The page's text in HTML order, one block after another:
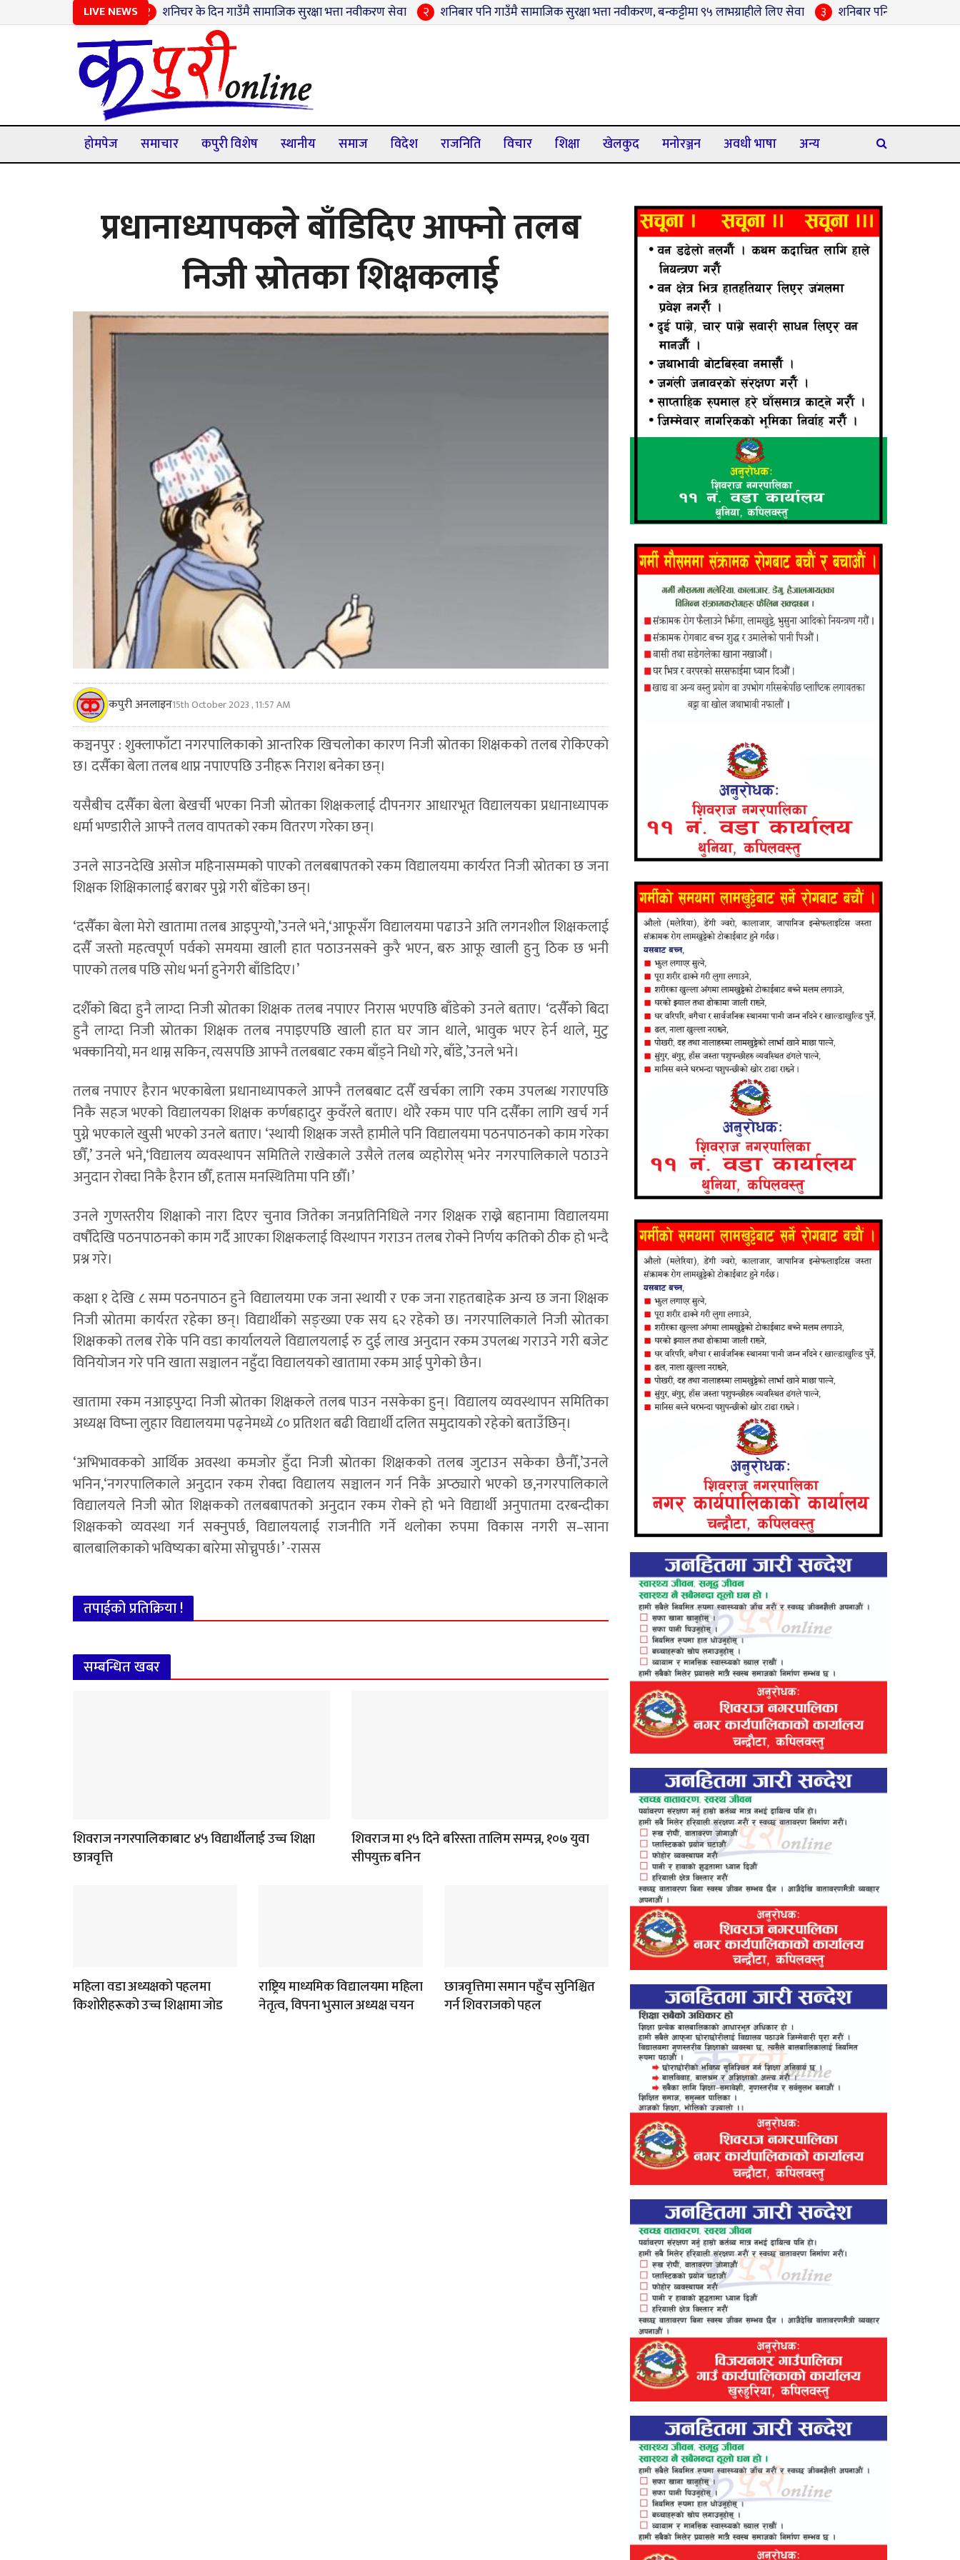
LIVE NEWS
१ शनिचर के दिन गाउँमै सामाजिक सुरक्षा भत्ता नवीकरण सेवा २ शनिबार पनि गाउँमै सामाजिक सुरक्षा भत्ता नवीकरण, बन्कट्टीमा ९५ लाभग्राहीले लिए सेवा ३ शनिबार पनि गाउँमै सामाजिक सुरक्षा
होमपेज समाचार कपुरी विशेष स्थानीय समाज विदेश राजनिति विचार शिक्षा खेलकुद मनोरञ्जन अवधी भाषा अन्य
प्रधानाध्यापकले बाँडिदिए आफ्नो तलब
निजी स्रोतका शिक्षकलाई
कपुरी अनलाइन15th October 2023 , 11:57 AM
कञ्चनपुर : शुक्लाफाँटा नगरपालिकाको आन्तरिक खिचलोका कारण निजी स्रोतका शिक्षकको तलब रोकिएको
छ। दसैँका बेला तलब थाप्न नपाएपछि उनीहरू निराश बनेका छन्।
यसैबीच दसैँका बेला बेखर्ची भएका निजी स्रोतका शिक्षकलाई दीपनगर आधारभूत विद्यालयका प्रधानाध्यापक
धर्मा भण्डारीले आफ्नै तलव वापतको रकम वितरण गरेका छन्।
उनले साउनदेखि असोज महिनासम्मको पाएको तलबबापतको रकम विद्यालयमा कार्यरत निजी स्रोतका छ जना
शिक्षक शिक्षिकालाई बराबर पुग्ने गरी बाँडेका छन्।
‘दसैँका बेला मेरो खातामा तलब आइपुग्यो,’उनले भने,‘आफूसँग विद्यालयमा पढाउने अति लगनशील शिक्षकलाई
दसैँ जस्तो महत्वपूर्ण पर्वको समयमा खाली हात पठाउनसक्ने कुरै भएन, बरु आफू खाली हुनु ठिक छ भनी
पाएको तलब पछि सोध भर्ना हुनेगरी बाँडिदिए।’
दशैँको बिदा हुनै लाग्दा निजी स्रोतका शिक्षक तलब नपाएर निरास भएपछि बाँडेको उनले बताए। ‘दसैँको बिदा
हुनै लाग्दा निजी स्रोतका शिक्षक तलब नपाइएपछि खाली हात घर जान थाले, भावुक भएर हेर्न थाले, मुटु
भक्कानियो, मन थाम्न सकिन, त्यसपछि आफ्नै तलबबाट रकम बाँड्ने निधो गरे, बाँडे,’उनले भने।
तलब नपाएर हैरान भएकाबेला प्रधानाध्यापकले आफ्नै तलबबाट दसैँ खर्चका लागि रकम उपलब्ध गराएपछि
निकै सहज भएको विद्यालयका शिक्षक कर्णबहादुर कुवँरले बताए। थोरै रकम पाए पनि दसैँका लागि खर्च गर्न
पुग्ने भएकाले खुसी भएको उनले बताए। ‘स्थायी शिक्षक जस्तै हामीले पनि विद्यालयमा पठनपाठनको काम गरेका
छौँ,’ उनले भने,‘विद्यालय व्यवस्थापन समितिले राखेकाले उसैले तलब व्यहोरोस् भनेर नगरपालिकाले पठाउने
अनुदान रोक्दा निकै हैरान छौँ, हतास मनस्थितिमा पनि छौँ।’
उनले गुणस्तरीय शिक्षाको नारा दिएर चुनाव जितेका जनप्रतिनिधिले नगर शिक्षक राख्ने बहानामा विद्यालयमा
वर्षौंदेखि पठनपाठनको काम गर्दै आएका शिक्षकलाई विस्थापन गराउन तलब रोक्ने निर्णय कतिको ठीक हो भन्दै
प्रश्न गरे।
कक्षा १ देखि ८ सम्म पठनपाठन हुने विद्यालयमा एक जना स्थायी र एक जना राहतबाहेक अन्य छ जना शिक्षक
निजी स्रोतमा कार्यरत रहेका छन्। विद्यार्थीको सङ्ख्या एक सय ६२ रहेको छ। नगरपालिकाले निजी स्रोतका
शिक्षकको तलब रोके पनि वडा कार्यालयले विद्यालयलाई रु दुई लाख अनुदान रकम उपलब्ध गराउने गरी बजेट
विनियोजन गरे पनि खाता सञ्चालन नहुँदा विद्यालयको खातामा रकम आई पुगेको छैन।
खातामा रकम नआइपुग्दा निजी स्रोतका शिक्षकले तलब पाउन नसकेका हुन्। विद्यालय व्यवस्थापन समितिका
अध्यक्ष विष्ना लुहार विद्यालयमा पढ्नेमध्ये ८० प्रतिशत बढी विद्यार्थी दलित समुदायको रहेको बताउँछिन्।
‘अभिभावकको आर्थिक अवस्था कमजोर हुँदा निजी स्रोतका शिक्षकको तलब जुटाउन सकेका छैनौँ,’उनले
भनिन,‘नगरपालिकाले अनुदान रकम रोक्दा विद्यालय सञ्चालन गर्न निकै अप्ठ्यारो भएको छ,नगरपालिकाले
विद्यालयले निजी स्रोत शिक्षकको तलबबापतको अनुदान रकम रोक्ने हो भने विद्यार्थी अनुपातमा दरबन्दीका
शिक्षकको व्यवस्था गर्न सक्नुपर्छ, विद्यालयलाई राजनीति गर्ने थलोका रुपमा विकास नगरी स–साना
बालबालिकाको भविष्यका बारेमा सोच्नुपर्छ।’ -रासस
तपाईको प्रतिक्रिया !
सम्बन्धित खबर
शिवराज नगरपालिकाबाट ४५ विद्यार्थीलाई उच्च शिक्षा
छात्रवृत्ति
शिवराज मा १५ दिने बरिस्ता तालिम सम्पन्न, १०७ युवा
सीपयुक्त बनिन
महिला वडा अध्यक्षको पहलमा
किशोरीहरूको उच्च शिक्षामा जोड
राष्ट्रिय माध्यमिक विद्यालयमा महिला
नेतृत्व, विपना भुसाल अध्यक्ष चयन
छात्रवृत्तिमा समान पहुँच सुनिश्चित
गर्न शिवराजको पहल